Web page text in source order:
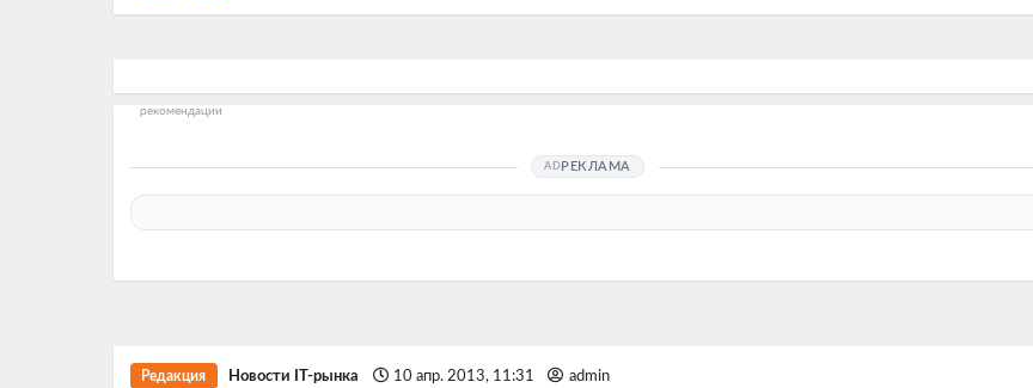
рекомендации
РЕКЛАМА
Редакция Новости IT-рынка 10 апр. 2013, 11:31 admin